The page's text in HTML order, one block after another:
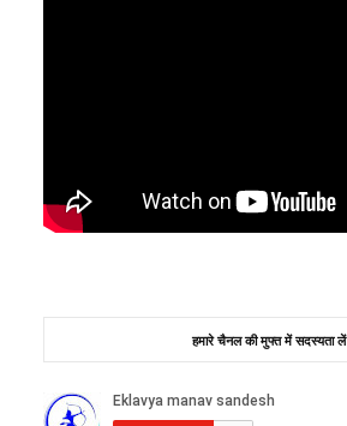
हमारे चैनल की मुफ्त में सदस्यता लें